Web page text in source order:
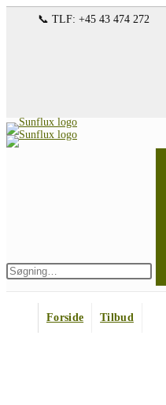
📞 TLF: +45 43 474 272
Forside
Tilbud